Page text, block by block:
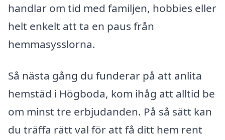
handlar om tid med familjen, hobbies eller
helt enkelt att ta en paus från
hemmasysslorna.
Så nästa gång du funderar på att anlita
hemstäd i Högboda, kom ihåg att alltid be
om minst tre erbjudanden. På så sätt kan
du träffa rätt val för att få ditt hem rent